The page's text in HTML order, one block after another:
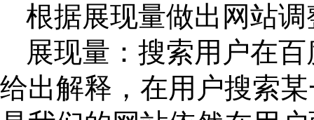
根据展现量做出网站调
展现量：搜索用户在
给出解释，在用户搜索